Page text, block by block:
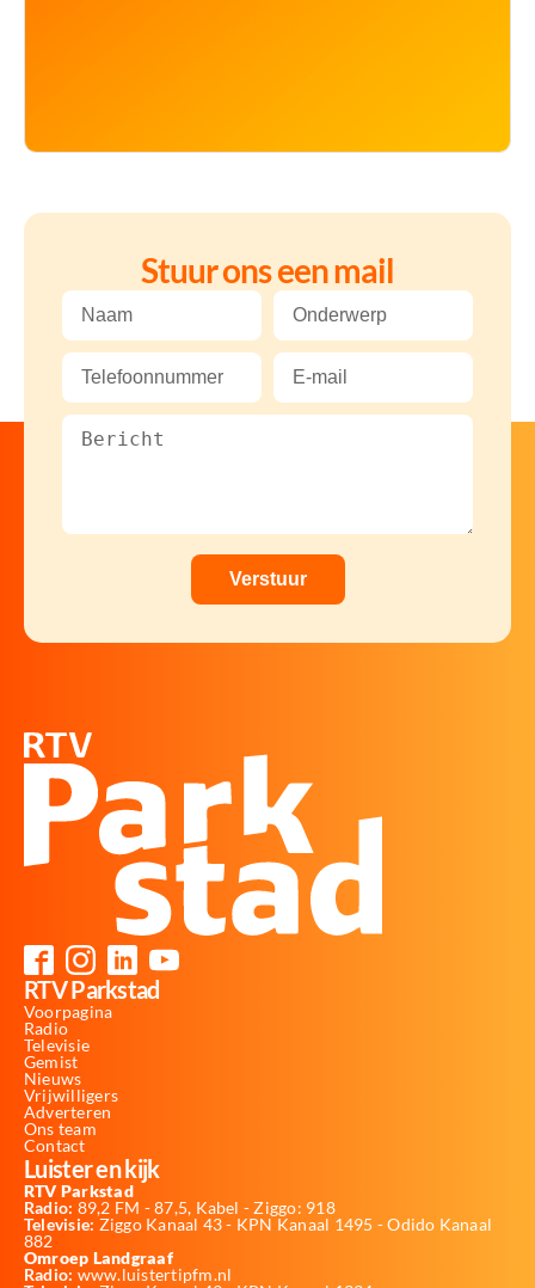
Stuur ons een mail
RTV Parkstad
Voorpagina
Radio
Televisie
Gemist
Nieuws
Vrijwilligers
Adverteren
Ons team
Contact
Luister en kijk
RTV Parkstad
Radio: 89,2 FM - 87,5, Kabel - Ziggo: 918
Televisie: Ziggo Kanaal 43 - KPN Kanaal 1495 - Odido Kanaal
882
Omroep Landgraaf
Radio: www.luistertipfm.nl